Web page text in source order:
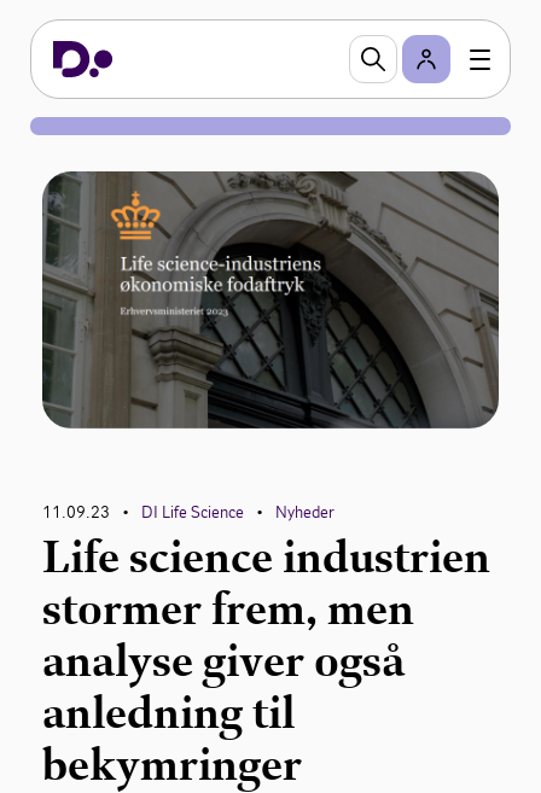
11.09.23 • DI Life Science • Nyheder
Life science industrien
stormer frem, men
analyse giver også
anledning til
bekymringer